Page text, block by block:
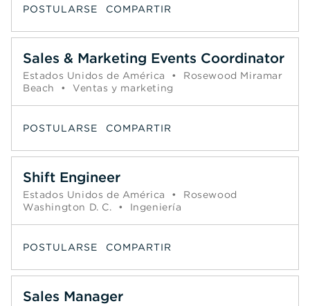
POSTULARSE COMPARTIR
Sales & Marketing Events Coordinator
Estados Unidos de América •
Rosewood Miramar
Beach
• Ventas y marketing
POSTULARSE COMPARTIR
Shift Engineer
Estados Unidos de América •
Rosewood
Washington D. C.
• Ingeniería
POSTULARSE COMPARTIR
Sales Manager